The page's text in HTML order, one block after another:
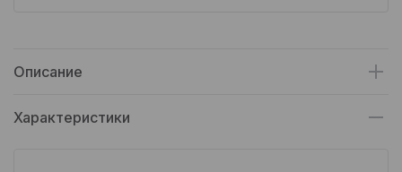
Описание
Характеристики